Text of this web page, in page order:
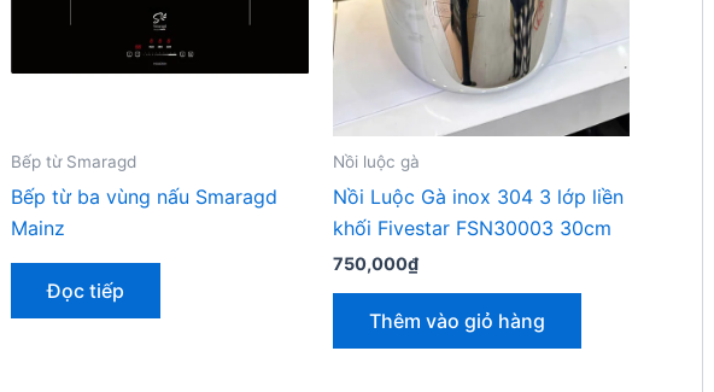
Bếp từ Smaragd
Bếp từ ba vùng nấu Smaragd
Mainz
Đọc tiếp
Nồi luộc gà
Nồi Luộc Gà inox 304 3 lớp liền
khối Fivestar FSN30003 30cm
750,000₫
Thêm vào giỏ hàng